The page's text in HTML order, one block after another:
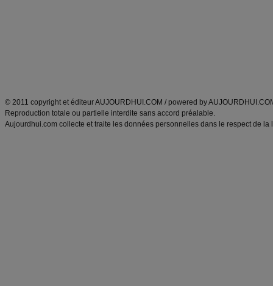
© 2011 copyright et éditeur AUJOURDHUI.COM / powered by
Reproduction totale ou partielle interdite sans accord préalable.
Aujourdhui.com collecte et traite les données personnelles dans le respect de